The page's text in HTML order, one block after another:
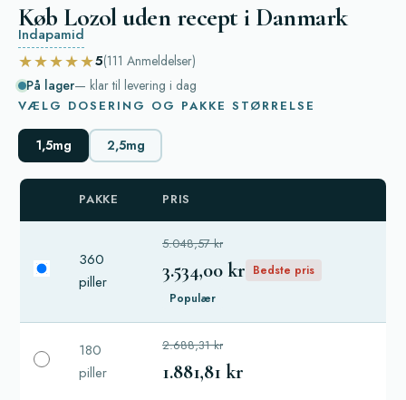
Køb Lozol uden recept i Danmark
Indapamid
★★★★★5(111 Anmeldelser)
På lager— klar til levering i dag
VÆLG DOSERING OG PAKKE STØRRELSE
1,5mg 2,5mg
PAKKE PRIS
360
piller
5.048,57 kr
3.534,00 kr Bedste pris
Populær
180
piller
2.688,31 kr
1.881,81 kr